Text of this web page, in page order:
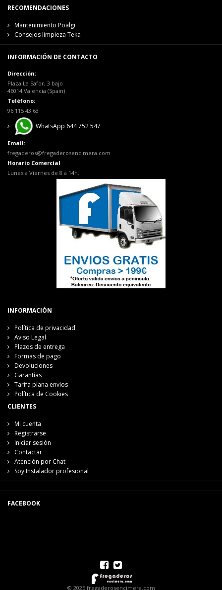
RECOMENDACIONES
Mantenimiento Poalgi
Consejos limpieza Teka
INFORMACIÓN DE CONTACTO
Dirección:
Plaza La Safor, 3 bajo
46014 Valencia (Spain)
Teléfono:
96 115 43 63
WhatsApp 644 752 547
Email:
fregaderos@fregaderosencimera.com
Horario Comercial
Lunes a Viernes de 8 a 14h.
INFORMACIÓN
Política de privacidad
Aviso Legal
Plazos de entrega
Formas de pago
Devoluciones
Garantías
Tarifa plana envíos
Política de Cookies
CLIENTES
Mi cuenta
Registrarse
Iniciar sesión
Contactar
Atención por Chat
Soy Instalador profesional
FACEBOOK
© 2025 fregaderosencimera.com